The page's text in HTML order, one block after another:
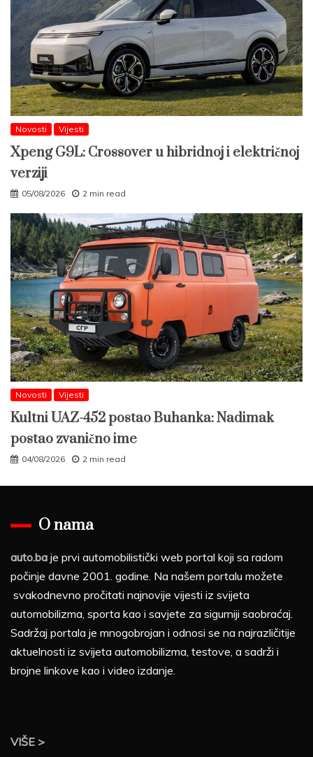
Novosti Vijesti
Xpeng G9L: Crossover u hibridnoj i električnoj
verziji
05/08/2026 2 min read
Novosti Vijesti
Kultni UAZ-452 postao Buhanka: Nadimak
postao zvanično ime
04/08/2026 2 min read
O nama
auto.ba je prvi automobilistički web portal koji sa radom
počinje davne 2001. godine. Na našem portalu možete
svakodnevno pročitati najnovije vijesti iz svijeta
automobilizma, sporta kao i savjete za sigurniji saobraćaj.
Sadržaj portala je mnogobrojan i odnosi se na najrazličitije
aktuelnosti iz svijeta automobilizma, testove, a sadrži i
brojne linkove kao i video izdanje.
VIŠE >